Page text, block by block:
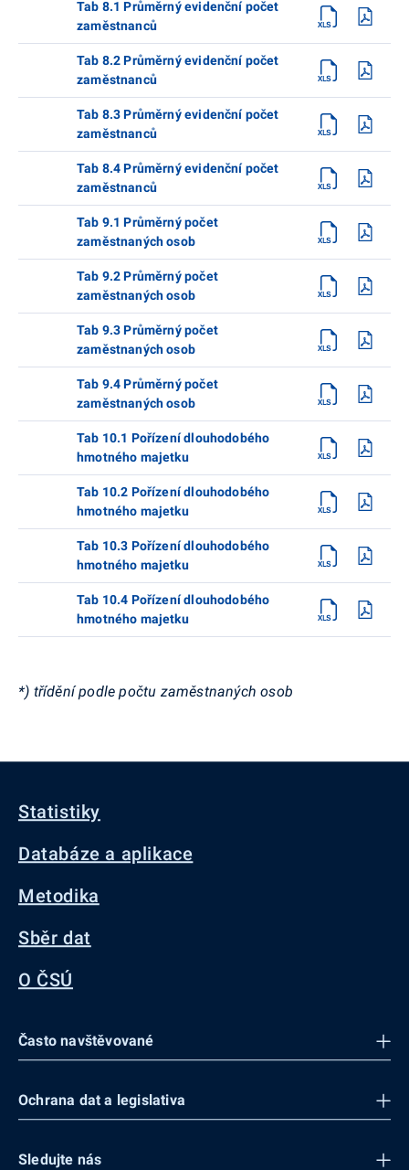
Tab 8.1 Průměrný evidenční počet
zaměstnanců
Tab 8.2 Průměrný evidenční počet
zaměstnanců
Tab 8.3 Průměrný evidenční počet
zaměstnanců
Tab 8.4 Průměrný evidenční počet
zaměstnanců
Tab 9.1 Průměrný počet
zaměstnaných osob
Tab 9.2 Průměrný počet
zaměstnaných osob
Tab 9.3 Průměrný počet
zaměstnaných osob
Tab 9.4 Průměrný počet
zaměstnaných osob
Tab 10.1 Pořízení dlouhodobého
hmotného majetku
Tab 10.2 Pořízení dlouhodobého
hmotného majetku
Tab 10.3 Pořízení dlouhodobého
hmotného majetku
Tab 10.4 Pořízení dlouhodobého
hmotného majetku
*) třídění podle počtu zaměstnaných osob
Statistiky
Databáze a aplikace
Metodika
Sběr dat
O ČSÚ
Často navštěvované
Ochrana dat a legislativa
Sledujte nás